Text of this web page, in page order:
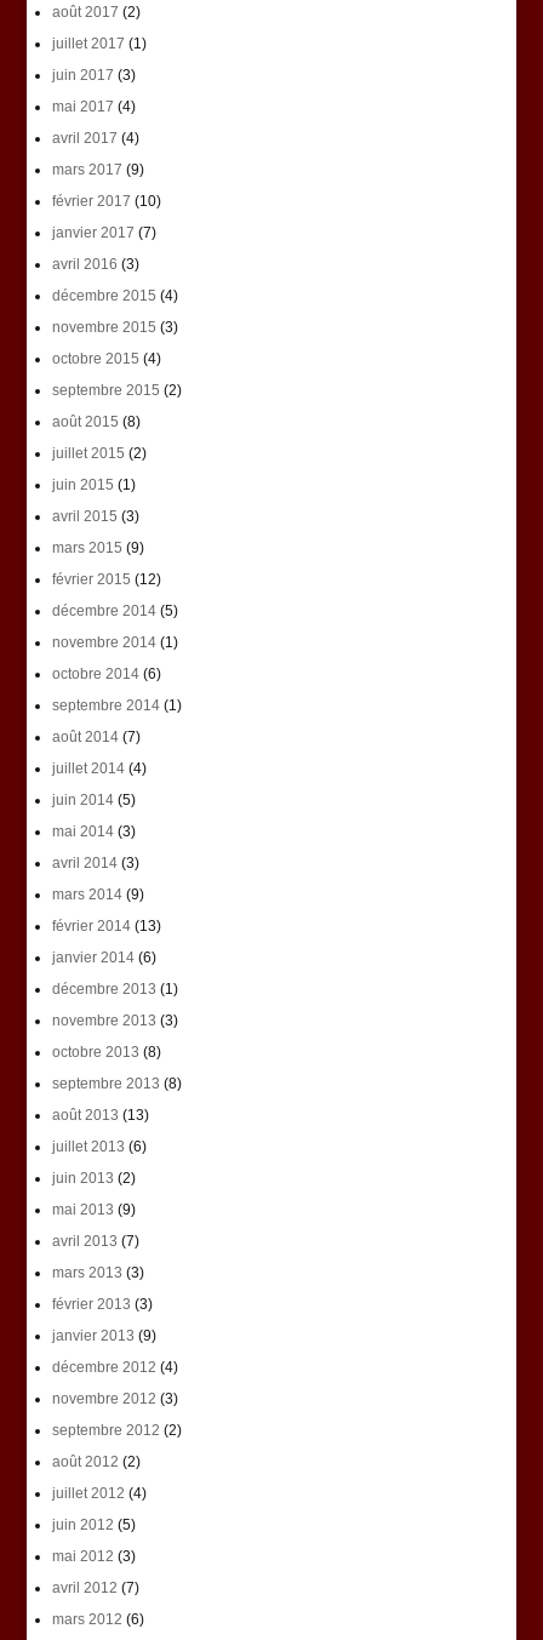
août 2017 (2)
juillet 2017 (1)
juin 2017 (3)
mai 2017 (4)
avril 2017 (4)
mars 2017 (9)
février 2017 (10)
janvier 2017 (7)
avril 2016 (3)
décembre 2015 (4)
novembre 2015 (3)
octobre 2015 (4)
septembre 2015 (2)
août 2015 (8)
juillet 2015 (2)
juin 2015 (1)
avril 2015 (3)
mars 2015 (9)
février 2015 (12)
décembre 2014(5)
novembre 2014(1)
octobre 2014(6)
septembre 2014(1)
août 2014(7)
juillet 2014(4)
juin 2014(5)
mai 2014(3)
avril 2014(3)
mars 2014(9)
février 2014(13)
janvier 2014(6)
décembre 2013 (1)
novembre 2013 (3)
octobre 2013 (8)
septembre 2013 (8)
août 2013 (13)
juillet 2013 (6)
juin 2013 (2)
mai 2013 (9)
avril 2013 (7)
mars 2013 (3)
février 2013 (3)
janvier 2013 (9)
décembre 2012 (4)
novembre 2012 (3)
septembre 2012 (2)
août 2012 (2)
juillet 2012 (4)
juin 2012 (5)
mai 2012 (3)
avril 2012 (7)
mars 2012 (6)